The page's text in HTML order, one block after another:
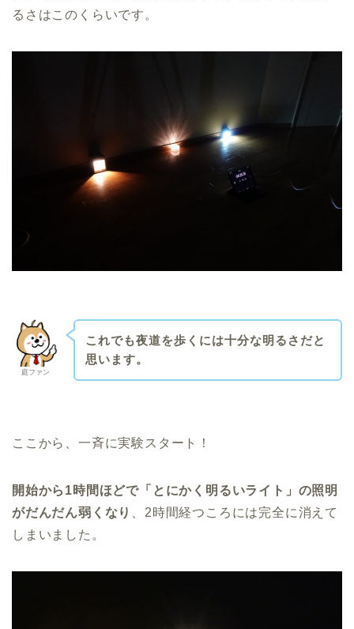
るさはこのくらいです。
庭ファン
これでも夜道を歩くには十分な明るさだと
思います。
ここから、一斉に実験スタート！
開始から1時間ほどで「とにかく明るいライト」の照明
がだんだん弱くなり
、2時間経つころには完全に消えて
しまいました。